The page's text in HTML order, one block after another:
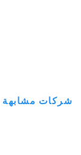
شركات مشابهة